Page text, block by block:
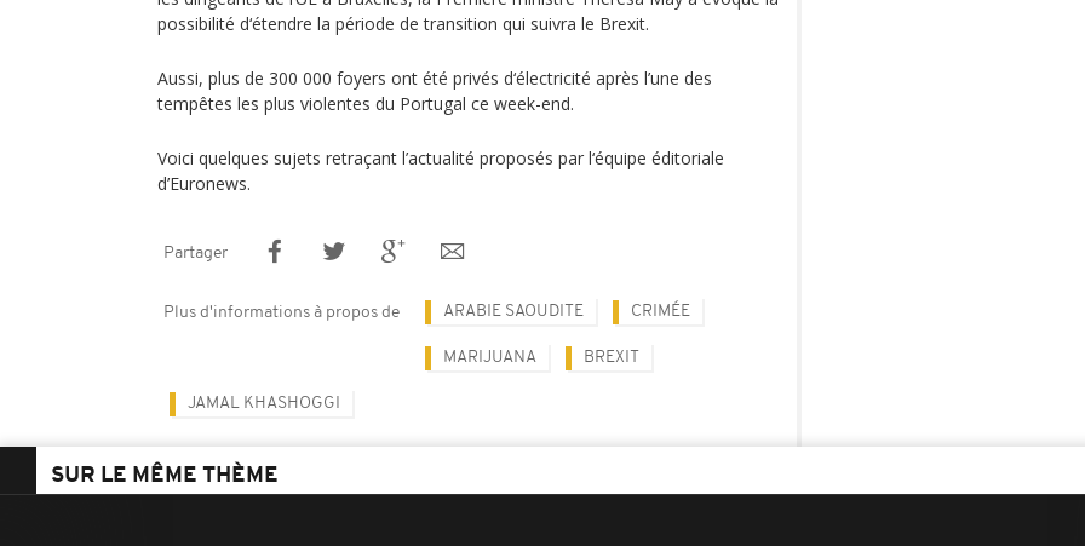
possibilité d‘étendre la période de transition qui suivra le Brexit.
Aussi, plus de 300 000 foyers ont été privés d‘électricité après l’une des
tempêtes les plus violentes du Portugal ce week-end.
Voici quelques sujets retraçant l’actualité proposés par l‘équipe éditoriale
d’Euronews.
Partager
Plus d'informations à propos de ARABIE SAOUDITE CRIMÉE
MARIJUANA BREXIT
JAMAL KHASHOGGI
SUR LE MÊME THÈME